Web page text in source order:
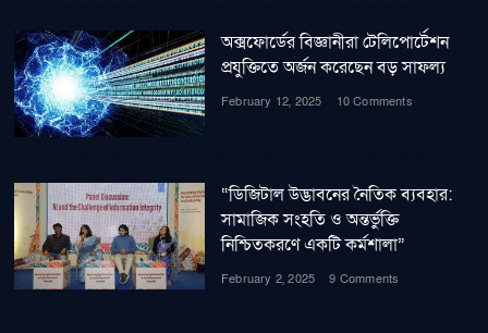
অক্সফোর্ডের বিজ্ঞানীরা টেলিপোর্টেশন
প্রযুক্তিতে অর্জন করেছেন বড় সাফল্য
February 12, 2025 10 Comments
“ডিজিটাল উদ্ভাবনের নৈতিক ব্যবহার:
সামাজিক সংহতি ও অন্তর্ভুক্তি
নিশ্চিতকরণে একটি কর্মশালা”
February 2, 2025 9 Comments